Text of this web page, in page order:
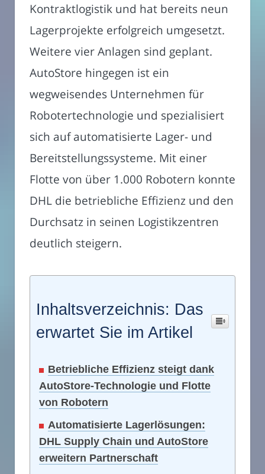
Kontraktlogistik und hat bereits neun
Lagerprojekte erfolgreich umgesetzt.
Weitere vier Anlagen sind geplant.
AutoStore hingegen ist ein
wegweisendes Unternehmen für
Robotertechnologie und spezialisiert
sich auf automatisierte Lager- und
Bereitstellungssysteme. Mit einer
Flotte von über 1.000 Robotern konnte
DHL die betriebliche Effizienz und den
Durchsatz in seinen Logistikzentren
deutlich steigern.
Inhaltsverzeichnis: Das
erwartet Sie im Artikel
Betriebliche Effizienz steigt dank
AutoStore-Technologie und Flotte
von Robotern
Automatisierte Lagerlösungen:
DHL Supply Chain und AutoStore
erweitern Partnerschaft